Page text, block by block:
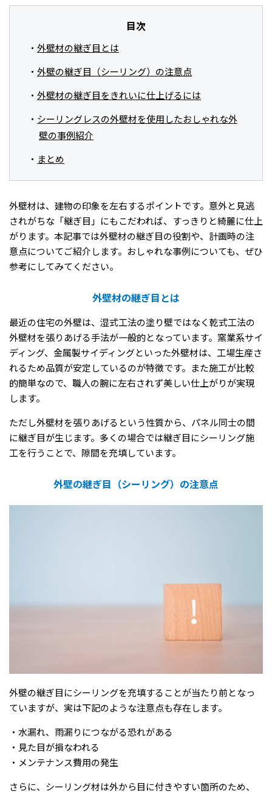
目次
外壁材の継ぎ目とは
外壁の継ぎ目（シーリング）の注意点
外壁材の継ぎ目をきれいに仕上げるには
シーリングレスの外壁材を使用したおしゃれな外
壁の事例紹介
まとめ
外壁材は、建物の印象を左右するポイントです。意外と見逃
されがちな「継ぎ目」にもこだわれば、すっきりと綺麗に仕上
がります。本記事では外壁材の継ぎ目の役割や、計画時の注
意点についてご紹介します。おしゃれな事例についても、ぜひ
参考にしてみてください。
外壁材の継ぎ目とは
最近の住宅の外壁は、湿式工法の塗り壁ではなく乾式工法の
外壁材を張りあげる手法が一般的となっています。窯業系サイ
ディング、金属製サイディングといった外壁材は、工場生産さ
れるため品質が安定しているのが特徴です。また施工が比較
的簡単なので、職人の腕に左右されず美しい仕上がりが実現
します。
ただし外壁材を張りあげるという性質から、パネル同士の間
に継ぎ目が生じます。多くの場合では継ぎ目にシーリング施
工を行うことで、隙間を充填しています。
外壁の継ぎ目（シーリング）の注意点
外壁の継ぎ目にシーリングを充填することが当たり前となっ
ていますが、実は下記のような注意点も存在します。
・水漏れ、雨漏りにつながる恐れがある
・見た目が損なわれる
・メンテナンス費用の発生
さらに、シーリング材は外から目に付きやすい箇所のため、